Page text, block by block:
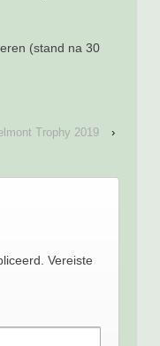
(stand na 30
Trophy 2019
›
Vereiste